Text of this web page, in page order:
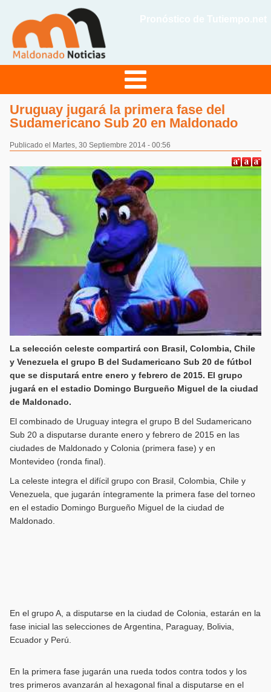
Uruguay jugará la primera fase del
Sudamericano Sub 20 en Maldonado
Publicado el Martes, 30 Septiembre 2014 - 00:56
La selección celeste compartirá con Brasil, Colombia, Chile
y Venezuela el grupo B del Sudamericano Sub 20 de fútbol
que se disputará entre enero y febrero de 2015. El grupo
jugará en el estadio Domingo Burgueño Miguel de la ciudad
de Maldonado.
El combinado de Uruguay integra el grupo B del Sudamericano
Sub 20 a disputarse durante enero y febrero de 2015 en las
ciudades de Maldonado y Colonia (primera fase) y en
Montevideo (ronda final).
La celeste integra el difícil grupo con Brasil, Colombia, Chile y
Venezuela, que jugarán íntegramente la primera fase del torneo
en el estadio Domingo Burgueño Miguel de la ciudad de
Maldonado.
En el grupo A, a disputarse en la ciudad de Colonia, estarán en la
fase inicial las selecciones de Argentina, Paraguay, Bolivia,
Ecuador y Perú.
En la primera fase jugarán una rueda todos contra todos y los
tres primeros avanzarán al hexagonal final a disputarse en el